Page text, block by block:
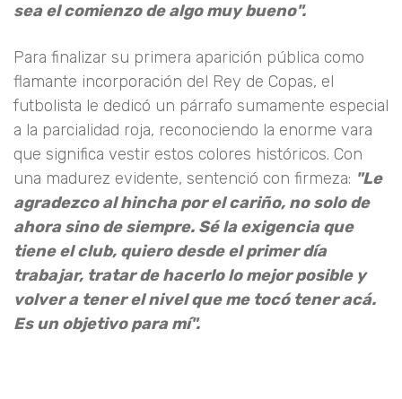
sea el comienzo de algo muy bueno".
Para finalizar su primera aparición pública como
flamante incorporación del Rey de Copas, el
futbolista le dedicó un párrafo sumamente especial
a la parcialidad roja, reconociendo la enorme vara
que significa vestir estos colores históricos. Con
una madurez evidente, sentenció con firmeza: "Le
agradezco al hincha por el cariño, no solo de
ahora sino de siempre. Sé la exigencia que
tiene el club, quiero desde el primer día
trabajar, tratar de hacerlo lo mejor posible y
volver a tener el nivel que me tocó tener acá.
Es un objetivo para mí".